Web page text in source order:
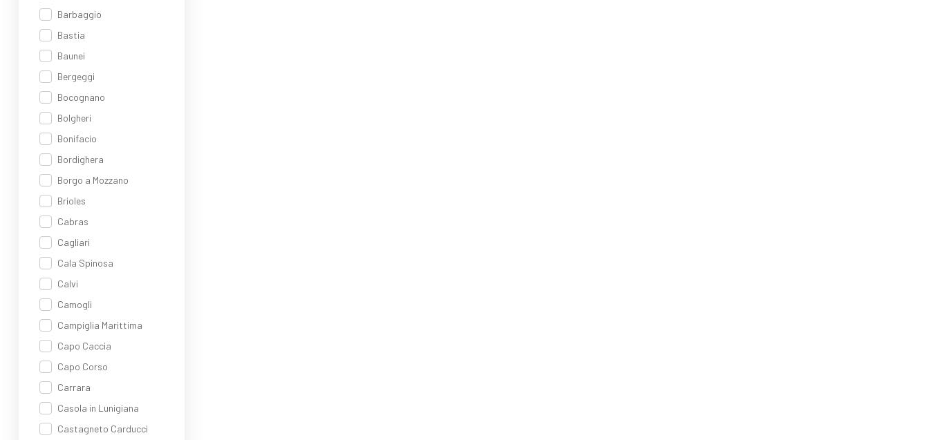
Barbaggio
Bastia
Baunei
Bergeggi
Bocognano
Bolgheri
Bonifacio
Bordighera
Borgo a Mozzano
Brioles
Cabras
Cagliari
Cala Spinosa
Calvi
Camogli
Campiglia Marittima
Capo Caccia
Capo Corso
Carrara
Casola in Lunigiana
Castagneto Carducci